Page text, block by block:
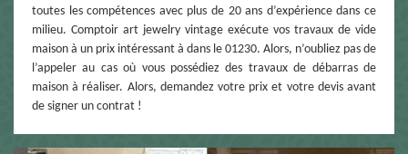
toutes les compétences avec plus de 20 ans d’expérience dans ce
milieu. Comptoir art jewelry vintage exécute vos travaux de vide
maison à un prix intéressant à dans le 01230. Alors, n’oubliez pas de
l’appeler au cas où vous possédiez des travaux de débarras de
maison à réaliser. Alors, demandez votre prix et votre devis avant
de signer un contrat !